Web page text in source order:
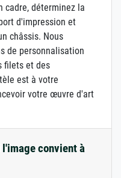
cadre, déterminez la
d'impression et
châssis. Nous
de personnalisation
filets et des
est à votre
votre œuvre d'art
convient à